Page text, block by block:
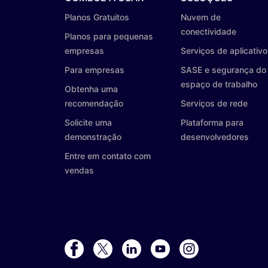
Planos Gratuitos
Planos para pequenas
empresas
Para empresas
Obtenha uma
recomendação
Solicite uma
demonstração
Entre em contato com
vendas
Nuvem de
conectividade
Serviços de
SASE e segurança do
espaço de trabalho
Serviços de rede
Plataforma para
desenvolvedores